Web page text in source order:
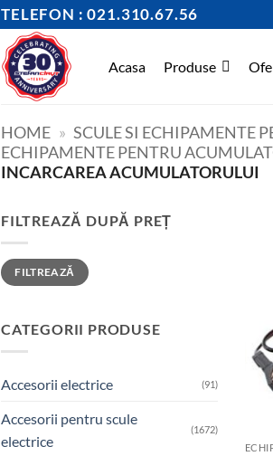
TELEFON : 021.310.67.56
Acasa Produse
HOME » SCULE SI ECHIPAMENTE
ECHIPAMENTE PENTRU
INCARCAREA ACUMULATORULUI
FILTREAZĂ DUPĂ PREȚ
Preț
minim
Preț
maxim
FILTREAZĂ
CATEGORII PRODUSE
Accesorii electrice (91)
Accesorii pentru scule
electrice
(1672)